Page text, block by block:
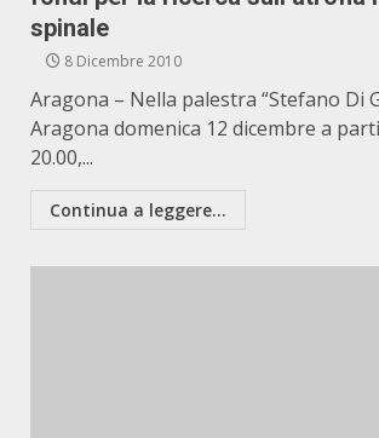
spinale
8 Dicembre 2010
Aragona – Nella palestra “Stefano Di
Aragona domenica 12 dicembre a
20.00,...
Continua a leggere...